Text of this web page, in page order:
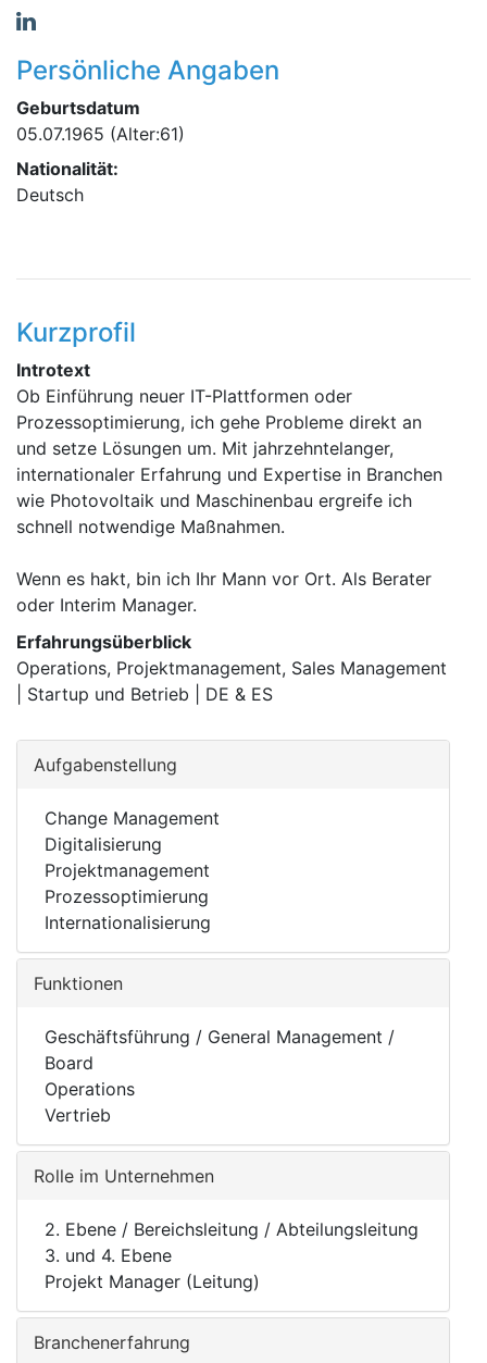
Persönliche Angaben
Geburtsdatum
05.07.1965 (Alter:61)
Nationalität:
Deutsch
Kurzprofil
Introtext
Ob Einführung neuer IT-Plattformen oder
Prozessoptimierung, ich gehe Probleme direkt an
und setze Lösungen um. Mit jahrzehntelanger,
internationaler Erfahrung und Expertise in Branchen
wie Photovoltaik und Maschinenbau ergreife ich
schnell notwendige Maßnahmen.
Wenn es hakt, bin ich Ihr Mann vor Ort. Als Berater
oder Interim Manager.
Erfahrungsüberblick
Operations, Projektmanagement, Sales Management
| Startup und Betrieb | DE & ES
Aufgabenstellung
Change Management
Digitalisierung
Projektmanagement
Prozessoptimierung
Internationalisierung
Funktionen
Geschäftsführung / General Management /
Board
Operations
Vertrieb
Rolle im Unternehmen
2. Ebene / Bereichsleitung / Abteilungsleitung
3. und 4. Ebene
Projekt Manager (Leitung)
Branchenerfahrung